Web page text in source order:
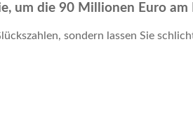
um die 90 Millionen Euro
sondern lassen Sie